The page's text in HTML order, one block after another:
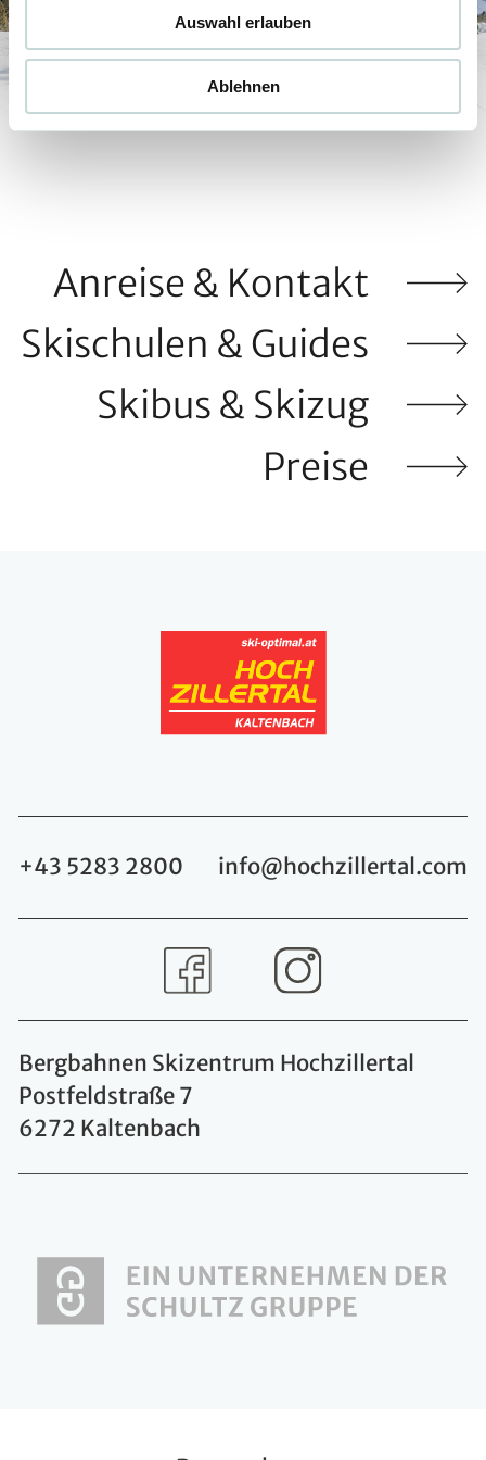
Auswahl erlauben
Ablehnen
Anreise & Kontakt
Skischulen & Guides
Skibus & Skizug
Preise
+43 5283 2800 info@hochzillertal.com
Bergbahnen Skizentrum Hochzillertal
Postfeldstraße 7
6272 Kaltenbach